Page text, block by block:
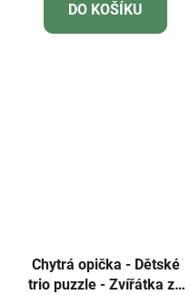
4,5
z
DO KOŠÍKU
Chytrá opička - Dětské
trio puzzle - Zvířátka ze